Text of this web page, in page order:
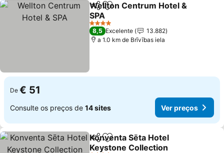
PartilharAdicionar aos favoritos
Wellton Centrum Hotel &
SPA
4 Estrelas
8,5 Excelente
13.882
a 1.0 km de Brīvības iela
De € 51
Consulte os preços de 14 sites Ver preços
PartilharAdicionar aos favoritos
Konventa Sēta Hotel
Keystone Collection